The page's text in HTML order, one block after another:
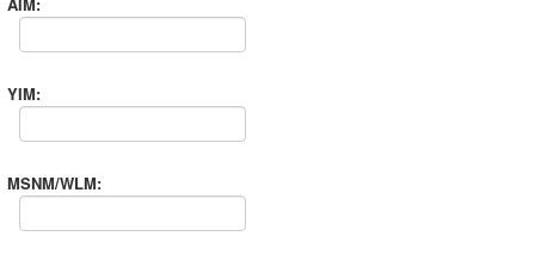
YIM:
MSNM/WLM: